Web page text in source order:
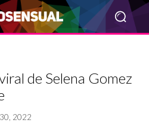
de Selena Gomez
30, 2022